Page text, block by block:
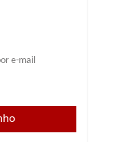
e-mail